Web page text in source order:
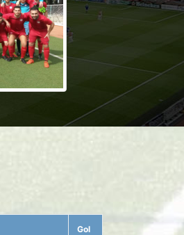
Gol